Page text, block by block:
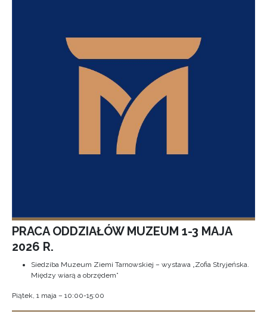
PRACA ODDZIAŁÓW MUZEUM 1-3 MAJA
2026 R.
Siedziba Muzeum Ziemi Tarnowskiej – wystawa „Zofia Stryjeńska.
Między wiarą a obrzędem”
Piątek, 1 maja – 10:00-15:00